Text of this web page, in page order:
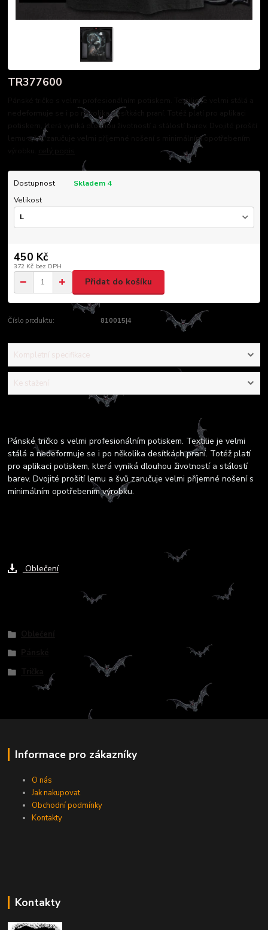
TR377600
Pánské tričko s velmi profesionálním potiskem. Textilie je velmi stálá a
nedeformuje se i po několika desítkách praní. Totéž platí pro aplikaci
potiskem, která vyniká dlouhou životností a stálostí barev. Dvojité prošití
lemu a švů zaručuje velmi příjemné nošení s minimálním opotřebením
Dostupnost
Skladem 4
Velikost
450 Kč
372 Kč bez DPH
Přidat do košíku
Číslo produktu: 810015|4
Kompletní specifikace
Ke stažení
Pánské tričko s velmi profesionálním potiskem. Textilie je velmi
stálá a nedeformuje se i po několika desítkách praní. Totéž platí
pro aplikaci potiskem, která vyniká dlouhou životností a stálostí
barev. Dvojité prošití lemu a švů zaručuje velmi příjemné nošení s
minimálním opotřebením výrobku.
Oblečení
Informace pro zákazníky
O nás
Jak nakupovat
Obchodní podmínky
Kontakty
Kontakty